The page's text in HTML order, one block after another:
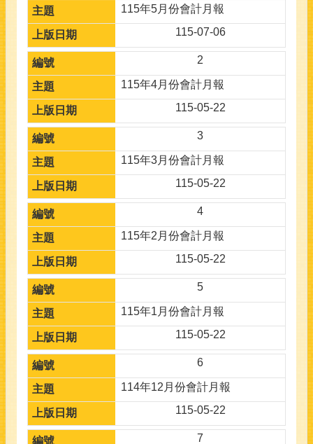
115年5月份會計月報
115-07-06
2
115年4月份會計月報
115-05-22
3
115年3月份會計月報
115-05-22
4
115年2月份會計月報
115-05-22
5
115年1月份會計月報
115-05-22
6
114年12月份會計月報
115-05-22
7